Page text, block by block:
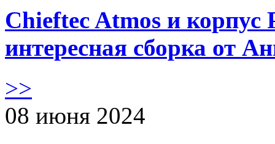
Chieftec Atmos и корпус
интересная сборка от
>>
08 июня 2024